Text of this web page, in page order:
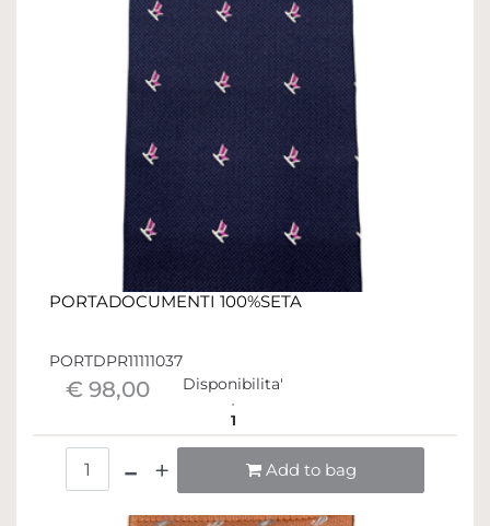
PORTADOCUMENTI 100%SETA
PORTDPR11111037
€ 98,00 Disponibilita'
1
Add to bag